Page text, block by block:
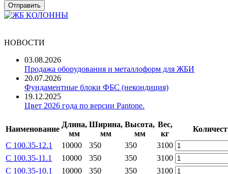
НОВОСТИ
03.08.2026
Продажа оборудования и металлоформ для ЖБИ
20.07.2026
Фундаментные блоки ФБС (некондиция)
19.12.2025
Цвет 2026 года по версии Pantone.
Наименование
Длина,
мм
Ширина,
мм
Высота,
мм
Вес,
кг
С 100.35-12.1
10000 350 350
3100
С 100.35-11.1
10000 350 350
3100
С 100.35-10.1
10000 350 350 3100